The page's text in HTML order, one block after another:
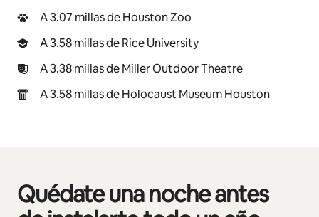
A 3.07 millas de Houston Zoo
A 3.58 millas de Rice University
A 3.38 millas de Miller Outdoor Theatre
A 3.58 millas de Holocaust Museum Houston
Quédate una noche antes
Mostrando 0 de 0 elementos